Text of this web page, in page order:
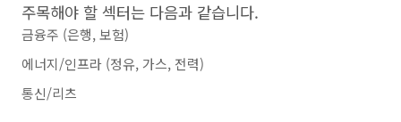
주목해야 할 섹터는 다음과 같습니다.
금융주 (은행, 보험)
에너지/인프라 (정유, 가스, 전력)
통신/리츠